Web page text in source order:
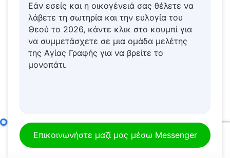
Εάν εσείς και η οικογένειά σας θέλετε να
λάβετε τη σωτηρία και την ευλογία του
Θεού το 2026, κάντε κλικ στο κουμπί για
να συμμετάσχετε σε μια ομάδα μελέτης
της Αγίας Γραφής για να βρείτε το
μονοπάτι.
Επικοινωνήστε μαζί μας μέσω Messenger